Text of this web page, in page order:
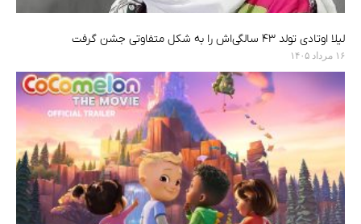
لیلا اوتادی تولد ۴۳ سالگی‌اش را به شکل متفاوتی جشن گرفت
۱۶ مرداد ۱۴۰۵